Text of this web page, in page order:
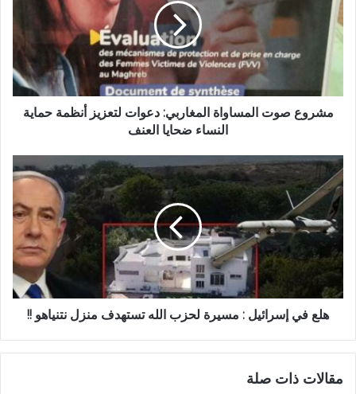
مشروع صوت المساواة المغاربي: دعوات لتعزيز أنظمة حماية
النساء ضحايا العنف
هلع في إسرائيل : مسيرة لحزب الله تستهدف منزل نتنياهو !!
مقالات ذات صلة